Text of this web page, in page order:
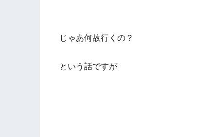
じゃあ何故行くの？
という話ですが